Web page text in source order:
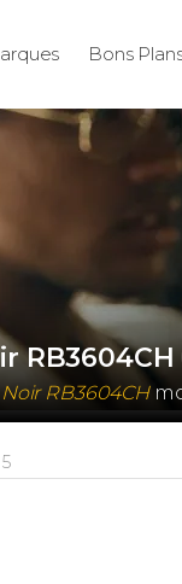
Bons
RB3604CH